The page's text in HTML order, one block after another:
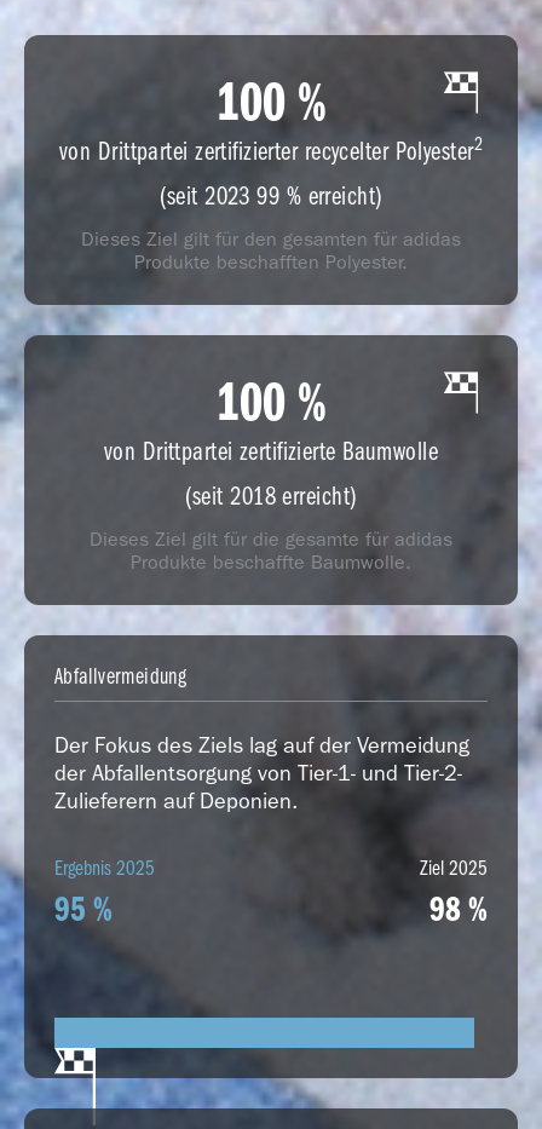
100
100%
von Drittpartei zertifizierter recycelter Polyester2
(seit 2023 99 % erreicht)
Dieses Ziel gilt für den gesamten für adidas
Produkte beschafften Polyester.
100
100%
von Drittpartei zertifizierte Baumwolle
(seit 2018 erreicht)
Dieses Ziel gilt für die gesamte für adidas
Produkte beschaffte Baumwolle.
Abfallvermeidung
Der Fokus des Ziels lag auf der Vermeidung
der Abfallentsorgung von Tier-1- und Tier-2-
Zulieferern auf Deponien.
Ergebnis 2025
95 %
Ziel 2025
98 %